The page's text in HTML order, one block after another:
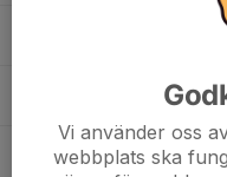
Ruben Tewolde
Vi använder oss
webbplats ska